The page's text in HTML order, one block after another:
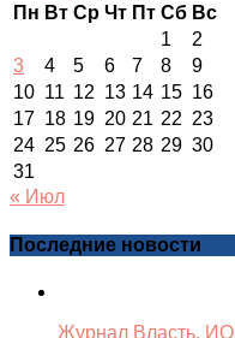
Пн Вт Ср Чт Пт Сб Вс
1
2
3
4 5 6 7 8
9
10 11 12 13 14 15 16
17 18 19 20 21 22 23
24 25 26 27 28 29 30
31
« Июл
Последние новости
Журнал Власть. ИО